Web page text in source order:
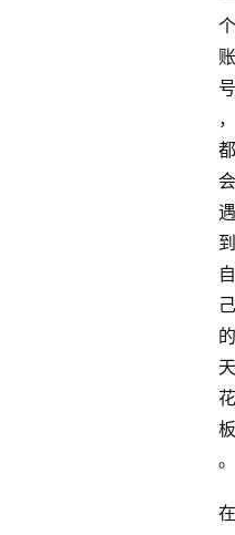
个
账
号
，
都
会
遇
到
自
己
的
天
花
板
。
在